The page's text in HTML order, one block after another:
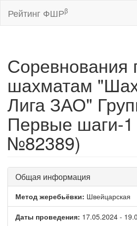
Рейтинг ФШРβ
Соревнования
шахматам
Лига ЗАО"
Первые шаги-
№82389)
Общая информация
Метод жеребьёвки: Швейцарская
Даты проведения: 17.05.2024 -